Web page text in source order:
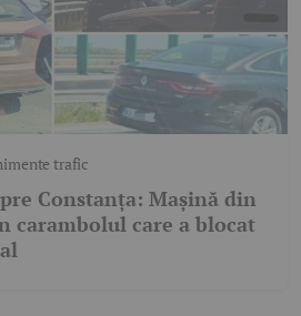
trafic
Constanța: Mașină din
carambolul care a blocat